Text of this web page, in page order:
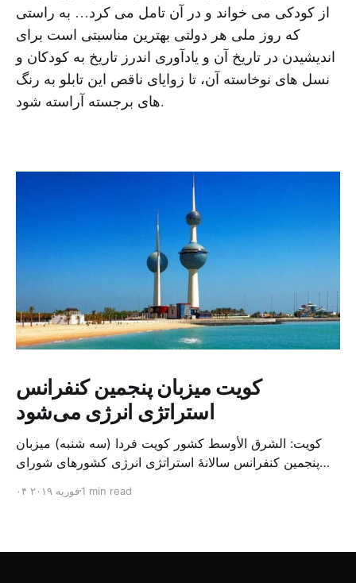
از کودکی می خواند و در آن تامل می کرد… به راستی
که روز ملی هر دولتی بهترین مناسبتی است برای
اندیشیدن در تاریخ آن و یادآوری اندرز تاریخ به کودکان و
نسل های نوخاسته آن، تا زوایای ناقص این تابلو به رنگ
های برجسته آراسته شود.
کویت میزبان پنجمین کنفرانس
استراتژی انرژی می‌شود
کویت: الشرق الأوسط کشور کویت فردا (سه شنبه) میزبان
پنجمین کنفرانس سالانهٔ استراتژی انرژی کشورهای شورای
متخصص از شرکت‌های جهانی نفت و گاز در این کنفرانس
۰۴ فوریه ۲۰۱۹1 min read